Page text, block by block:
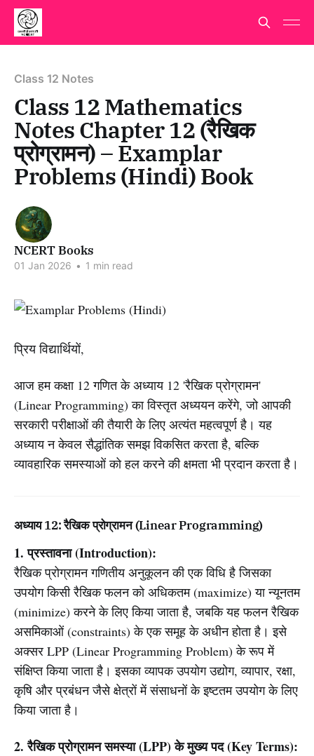
Class 12 Notes
Class 12 Mathematics
Notes Chapter 12 (रैखिक
प्रोग्रामन) – Examplar
Problems (Hindi) Book
NCERT Books
01 Jan 2026 • 1 min read
प्रिय विद्यार्थियों,
आज हम कक्षा 12 गणित के अध्याय 12 'रैखिक प्रोग्रामन'
(Linear Programming) का विस्तृत अध्ययन करेंगे, जो आपकी
सरकारी परीक्षाओं की तैयारी के लिए अत्यंत महत्वपूर्ण है। यह
अध्याय न केवल सैद्धांतिक समझ विकसित करता है, बल्कि
व्यावहारिक समस्याओं को हल करने की क्षमता भी प्रदान करता है।
अध्याय 12: रैखिक प्रोग्रामन (Linear Programming)
1. प्रस्तावना (Introduction):
रैखिक प्रोग्रामन गणितीय अनुकूलन की एक विधि है जिसका
उपयोग किसी रैखिक फलन को अधिकतम (maximize) या न्यूनतम
(minimize) करने के लिए किया जाता है, जबकि यह फलन रैखिक
असमिकाओं (constraints) के एक समूह के अधीन होता है। इसे
अक्सर LPP (Linear Programming Problem) के रूप में
संक्षिप्त किया जाता है। इसका व्यापक उपयोग उद्योग, व्यापार, रक्षा,
कृषि और प्रबंधन जैसे क्षेत्रों में संसाधनों के इष्टतम उपयोग के लिए
किया जाता है।
2. रैखिक प्रोग्रामन समस्या (LPP) के मुख्य पद (Key Terms):